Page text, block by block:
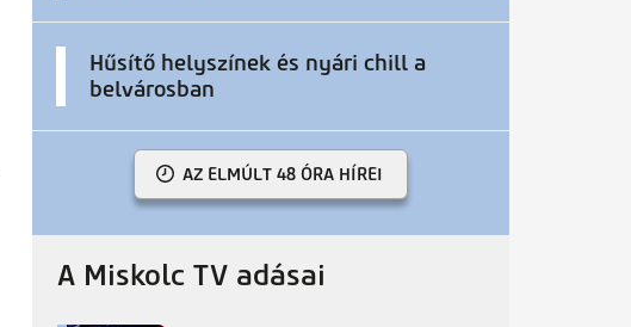
Hűsítő helyszínek és nyári chill a
belvárosban
AZ ELMÚLT 48 ÓRA HÍREI
A Miskolc TV adásai